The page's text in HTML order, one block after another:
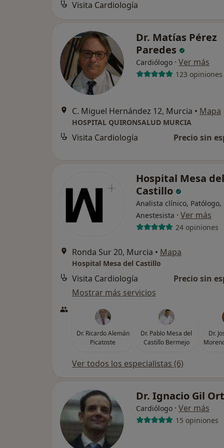
Visita Cardiología
Dr. Matías Pérez
Paredes
Cardiólogo · Ver más
123 opiniones
C. Miguel Hernández 12, Murcia • Mapa
HOSPITAL QUIRONSALUD MURCIA
Visita Cardiología Precio sin
Hospital Mesa del
Castillo
Analista clínico, Patólogo,
Anestesista · Ver más
24 opiniones
Ronda Sur 20, Murcia • Mapa
Hospital Mesa del Castillo
Visita Cardiología
Precio sin
Mostrar más servicios
Dr. Ricardo Alemán
Picatoste
Dr. Pablo Mesa del
Castillo Bermejo
Dr.
Ver todos los especialistas (6)
Dr. Ignacio Gil
Cardiólogo · Ver más
15 opiniones